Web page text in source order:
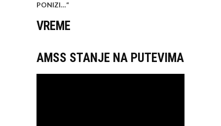
PONIZI…“
VREME
AMSS STANJE NA PUTEVIMA